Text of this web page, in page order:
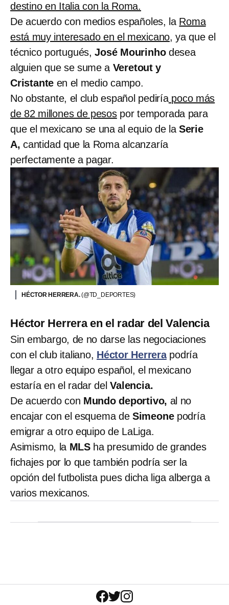
destino en Italia con la Roma.
De acuerdo con medios españoles, la Roma
está muy interesado en el mexicano, ya que el
técnico portugués,José Mourinho desea
alguien que se sume aVeretout y
Cristante en el medio campo.
No obstante, el club español pediríapoco más
de 82 millones de pesospor temporada para
que el mexicano se una al equio de laSerie
A, cantidad que la Roma alcanzaría
perfectamente a pagar.
HÉCTOR HERRERA.(@TD_DEPORTES)
Héctor Herrera en el radar del Valencia
Sin embargo, de no darse las negociaciones
con el club italiano, Héctor Herrerapodría
llegar a otro equipo español, el mexicano
estaría en el radar del Valencia.
De acuerdo con Mundo deportivo, al no
encajar con el esquema deSimeonepodría
emigrar a otro equipo de LaLiga.
Asimismo, la MLS ha presumido de grandes
fichajes por lo que también podría ser la
opción del futbolista pues dicha liga alberga a
varios mexicanos.